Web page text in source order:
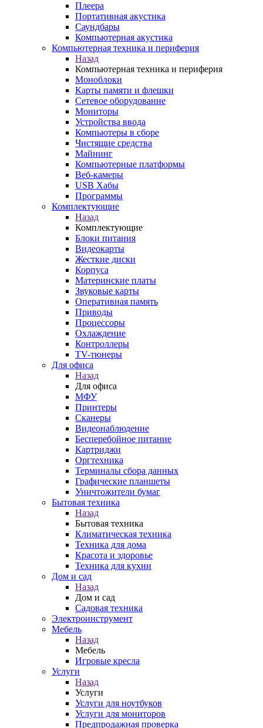
Плеера
Портативная акустика
Саундбары
Компьютерная акустика
Компьютерная техника и периферия
Назад
Компьютерная техника и периферия
Моноблоки
Карты памяти и флешки
Сетевое оборудование
Мониторы
Устройства ввода
Компьютеры в сборе
Чистящие средства
Майнинг
Компьютерные платформы
Веб-камеры
USB Хабы
Программы
Комплектующие
Назад
Комплектующие
Блоки питания
Видеокарты
Жесткие диски
Корпуса
Материнские платы
Звуковые карты
Оперативная память
Приводы
Процессоры
Охлаждение
Контроллеры
TV-тюнеры
Для офиса
Назад
Для офиса
МФУ
Принтеры
Сканеры
Видеонаблюдение
Бесперебойное питание
Картриджи
Оргтехника
Терминалы сбора данных
Графические планшеты
Уничтожители бумаг
Бытовая техника
Назад
Бытовая техника
Климатическая техника
Техника для дома
Красота и здоровье
Техника для кухни
Дом и сад
Назад
Дом и сад
Садовая техника
Электроинструмент
Мебель
Назад
Мебель
Игровые кресла
Услуги
Назад
Услуги
Услуги для ноутбуков
Услуги для мониторов
Предпродажная проверка